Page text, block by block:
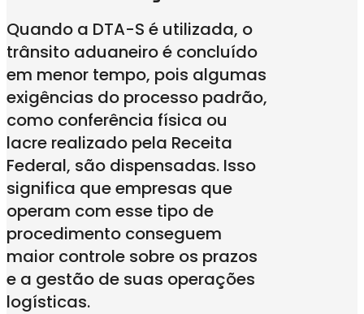
Quando a DTA-S é utilizada, o
trânsito aduaneiro é concluído
em menor tempo, pois algumas
exigências do processo padrão,
como conferência física ou
lacre realizado pela Receita
Federal, são dispensadas. Isso
significa que empresas que
operam com esse tipo de
procedimento conseguem
maior controle sobre os prazos
e a gestão de suas operações
logísticas.